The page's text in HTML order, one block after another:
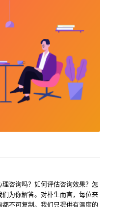
咨询吗？如何评估咨询效果？怎
为你解答。对朴生而言，每位来
不可复制。我们只提供有温度的